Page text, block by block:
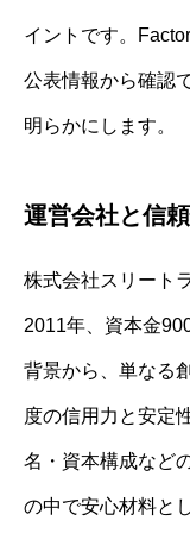
イントです。
公表情報から確認
明らかにします。
運営会社と信
株式会社スリート
2011年、資本金
背景から、単なる
度の信用力と安定
名・資本構成など
の中で安心材料と